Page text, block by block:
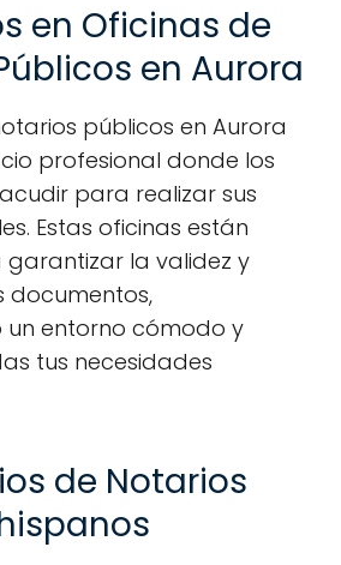
en Oficinas de
en Aurora
públicos en Aurora
profesional donde los
para realizar sus
Estas oficinas están
la validez y
documentos,
entorno cómodo y
tus necesidades
de Notarios